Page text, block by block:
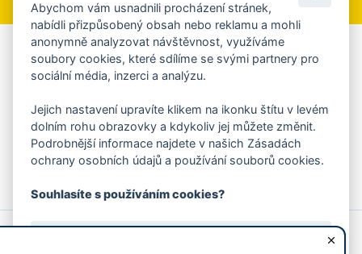
Aplikace Mobilní rozhlas
Chcete dostávat do svého mobilu či mailu upozornění na
ankety, pozvánky na kulturní a sportovní akce?
Více informací o aplikaci
© 2026 Magistrát města Zlína
Prohlášení o používání cookies
Abychom vám usnadnili procházení stránek,
nabídli přizpůsobený obsah nebo reklamu a mohli
anonymně analyzovat návštěvnost, využíváme
soubory cookies, které sdílíme se svými partnery pro
sociální média, inzerci a analýzu.
Jejich nastavení upravíte klikem na ikonku štítu v levém
dolním rohu obrazovky a kdykoliv jej můžete změnit.
Podrobnější informace najdete v našich Zásadách
ochrany osobních údajů a používání souborů cookies.
Souhlasíte s používáním cookies?